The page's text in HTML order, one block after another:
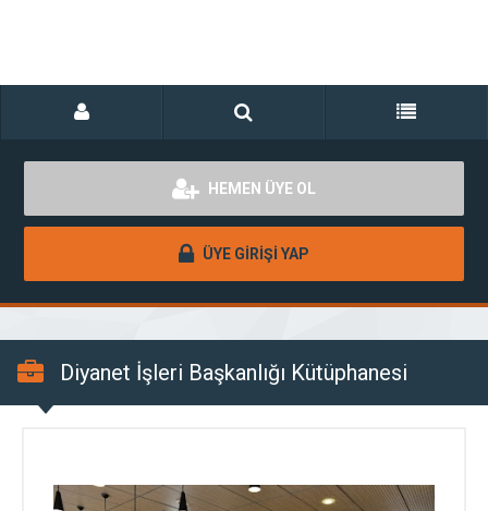
HEMEN ÜYE OL
ÜYE GİRİŞİ YAP
Diyanet İşleri Başkanlığı Kütüphanesi